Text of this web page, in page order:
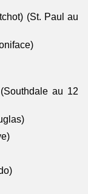
(St. Paul au
au 12